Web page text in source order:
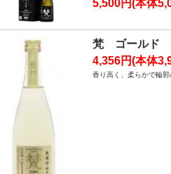
5,500円(本体
梵 ゴールド
4,356円(本体
香り高く、柔らかで輪